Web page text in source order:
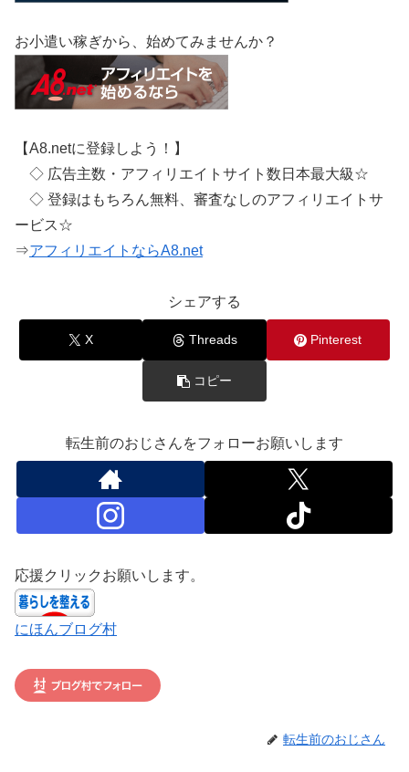
お小遣い稼ぎから、始めてみませんか？
【A8.netに登録しよう！】
◇ 広告主数・アフィリエイトサイト数日本最大級☆
◇ 登録はもちろん無料、審査なしのアフィリエイトサ
ービス☆
⇒アフィリエイトならA8.net
シェアする
X Threads Pinterest
コピー
転生前のおじさんをフォローお願いします
応援クリックお願いします。
にほんブログ村
転生前のおじさん